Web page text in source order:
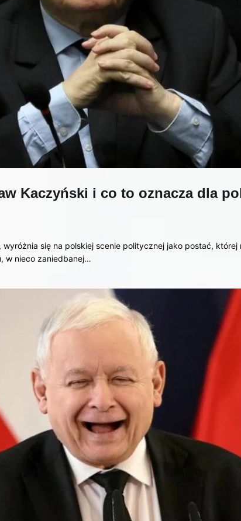
Kaczyński i co to oznacza dla
wyróżnia się na polskiej scenie politycznej jako postać,
w nieco zaniedbanej…